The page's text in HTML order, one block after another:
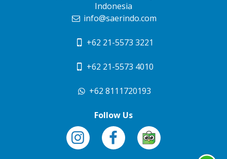
Indonesia
info@saerindo.com
+62 21-5573 3221
+62 21-5573 4010
+62 8111720193
Follow Us